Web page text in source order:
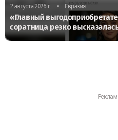
2 августа 2026 г. • Евразия
«Главный
соратница резко